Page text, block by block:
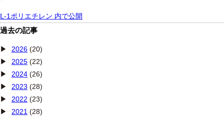
Ⅼ-1ポリエチレン 内で公開
過去の記事
2026 (20)
2025 (22)
2024 (26)
2023 (28)
2022 (23)
2021 (28)